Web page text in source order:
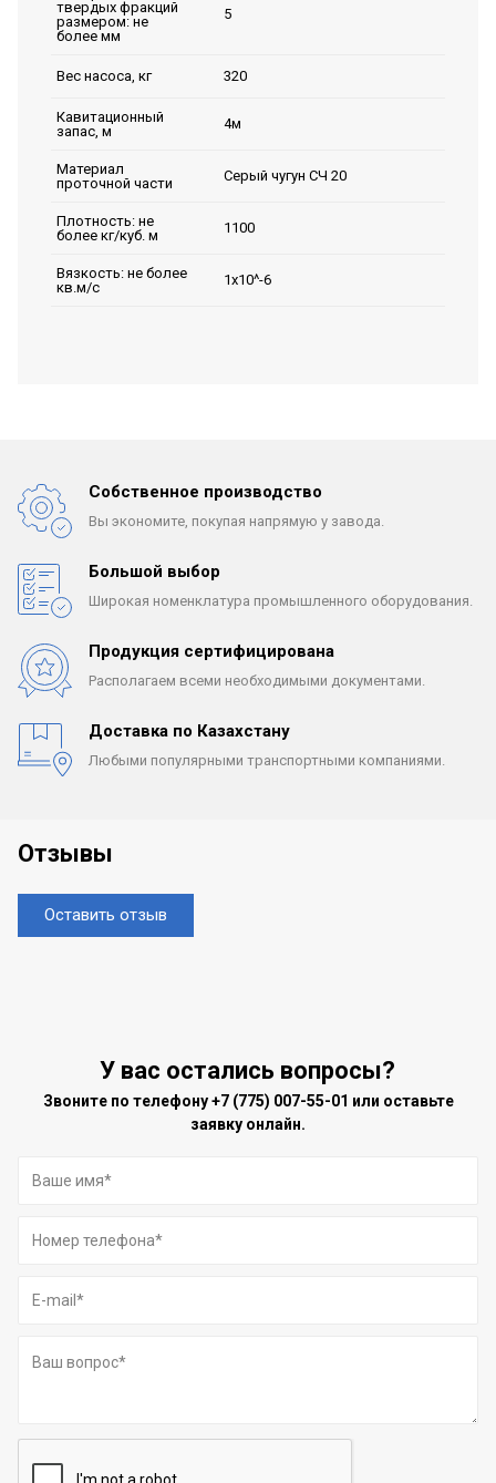
твердых фракций
размером: не
более мм
5
Вес насоса, кг 320
Кавитационный
запас, м
4м
Материал
проточной части
Серый чугун СЧ 20
Плотность: не
более кг/куб. м
1100
Вязкость: не более
кв.м/с
1х10^-6
Собственное производство
Вы экономите, покупая напрямую у завода.
Большой выбор
Широкая номенклатура промышленного оборудования.
Продукция сертифицирована
Располагаем всеми необходимыми документами.
Доставка по Казахстану
Любыми популярными транспортными компаниями.
Отзывы
Оставить отзыв
У вас остались вопросы?
Звоните по телефону+7 (775) 007-55-01 или оставьте
заявку онлайн.